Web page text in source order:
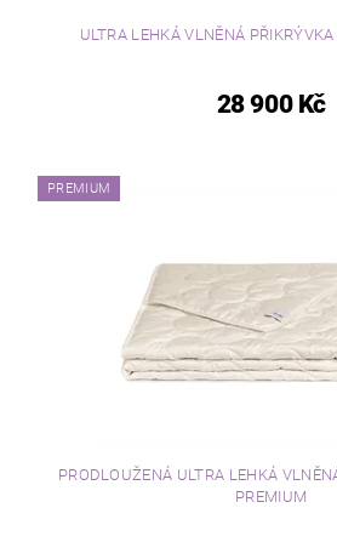
ULTRA LEHKÁ VLNĚNÁ
28 900 Kč
PREMIUM
PRODLOUŽENÁ ULTRA LEHKÁ
PREMIUM